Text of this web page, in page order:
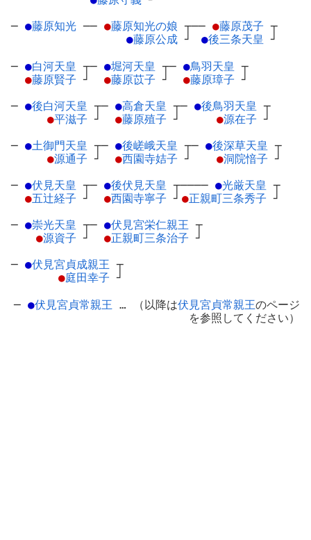
─ ●藤原知光 ── ●藤原知光の娘 ┬
●藤原公成 ┘
── ●藤原茂子 ┬
●後三条天皇 ┘
─ ●白河天皇 ┬
●藤原賢子 ┘
─ ●堀河天皇 ┬
●藤原苡子 ┘
─ ●鳥羽天皇 ┬
●藤原璋子 ┘
─ ●後白河天皇 ┬
●平滋子 ┘
─ ●高倉天皇 ┬
●藤原殖子 ┘
─ ●後鳥羽天皇 ┬
●源在子 ┘
─ ●土御門天皇 ┬
●源通子 ┘
─ ●後嵯峨天皇 ┬
●西園寺姞子 ┘
─ ●後深草天皇 ┬
●洞院愔子 ┘
─ ●伏見天皇 ┬
●五辻経子 ┘
─ ●後伏見天皇 ┬
●西園寺寧子 ┘
──── ●光厳天皇 ┬
●正親町三条秀子 ┘
─ ●崇光天皇 ┬
●源資子 ┘
─ ●伏見宮栄仁親王 ┬
●正親町三条治子 ┘
─ ●伏見宮貞成親王 ┬
●庭田幸子 ┘
─ ●伏見宮貞常親王 … （以降は伏見宮貞常親王のページ
を参照してください）